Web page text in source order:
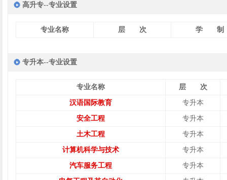
高升专--专业设置
专业名称 层 次 学 制
专升本--专业设置
专业名称 层 次
汉语国际教育 专升本
安全工程 专升本
土木工程 专升本
计算机科学与技术 专升本
汽车服务工程 专升本